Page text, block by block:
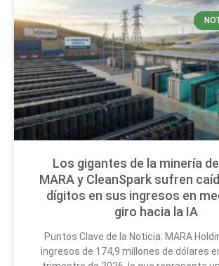
Los gigantes de la minería
MARA y CleanSpark sufren
dígitos en sus ingresos en
giro hacia la IA
Puntos Clave de la Noticia: MARA
ingresos de 174,9 millones de dólares